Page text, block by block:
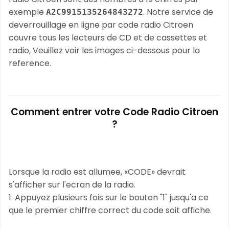
exemple A2C9915135264843272. Notre service de
deverrouillage en ligne par code radio Citroen
couvre tous les lecteurs de CD et de cassettes et
radio, Veuillez voir les images ci-dessous pour la
reference.
Comment entrer votre Code Radio Citroen
?
Lorsque la radio est allumee, «CODE» devrait
s'afficher sur l'ecran de la radio.
1. Appuyez plusieurs fois sur le bouton "1" jusqu'a ce
que le premier chiffre correct du code soit affiche.